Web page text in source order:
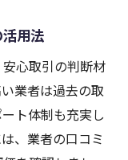
スムーズ取引
法とは
い行動例
いコツ
事例の特徴
用法
心取引の判断材
業者は過去の取
ト体制も充実し
、業者の口コミ